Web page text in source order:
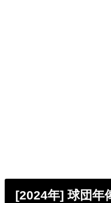
[2024年] 球団年